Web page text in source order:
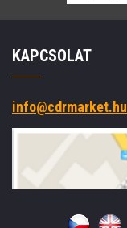
KAPCSOLAT
info@cdrmarket.hu